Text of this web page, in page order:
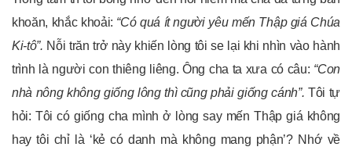
khoăn, khắc khoải: “Có quá ít người yêu mến Thập giá Chúa
Ki-tô”. Nỗi trăn trở này khiến lòng tôi se lại khi nhìn vào hành
trình là người con thiêng liêng. Ông cha ta xưa có câu: “Con
nhà nông không giống lông thì cũng phải giống cánh”. Tôi tự
hỏi: Tôi có giống cha mình ở lòng say mến Thập giá không
hay tôi chỉ là ‘kẻ có danh mà không mang phận’? Nhớ về